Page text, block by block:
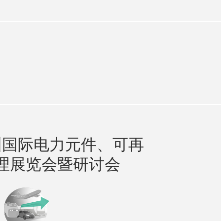
际电力元件、可再
展览会暨研讨会